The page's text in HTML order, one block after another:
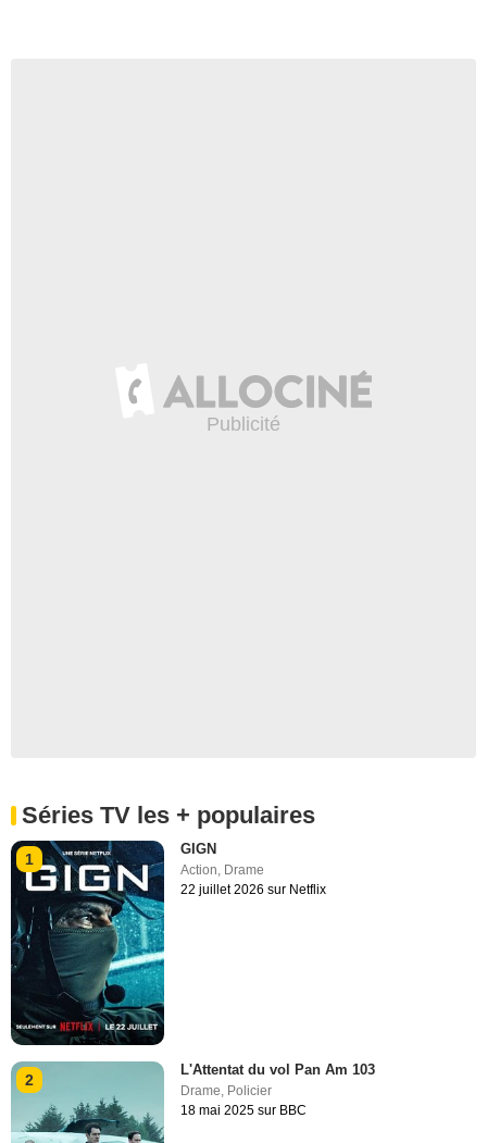
Séries TV les + populaires
1
GIGN
Action, Drame
22 juillet 2026 sur Netflix
2
L'Attentat du vol Pan Am 103
Drame, Policier
18 mai 2025 sur BBC